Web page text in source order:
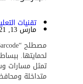
تقنيات
مارس 13, 2021
لحمايتها.
تمثل مسارات
متداخلة